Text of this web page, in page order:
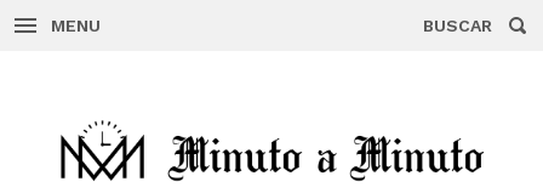
MENU BUSCAR